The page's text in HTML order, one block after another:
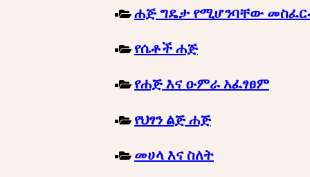
ሐጅ ግዴታ የሚሆንባቸው
የሴቶች ሐጅ
የሐጅ እና ዑምራ አፈፃፀም
የህፃን ልጅ ሐጅ
መሀላ እና ስለት